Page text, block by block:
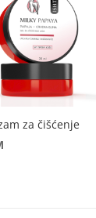
za čišćenje
Trenutna